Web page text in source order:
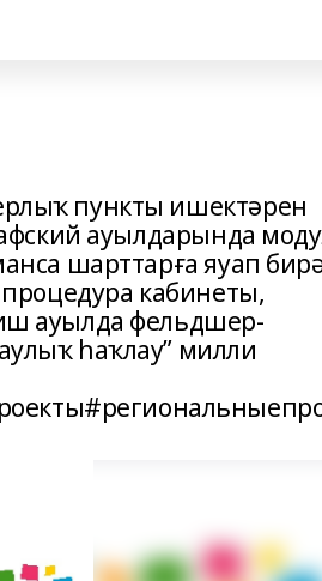
пункты ишектәрен
ауылдарында
шарттарға яуап
кабинеты,
ауылда фельдшер-
һаҡлау” милли